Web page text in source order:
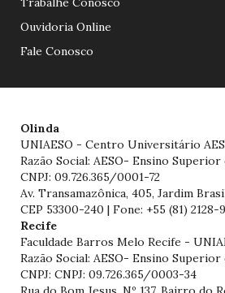
Ouvidoria Online
Fale Conosco
Olinda
UNIAESO - Centro Universitário
Razão Social: AESO- Ensino
CNPJ: 09.726.365/0001-72
Av. Transamazônica, 405, Jardim
CEP 53300-240 | Fone: +55 (81) 2128-
Recife
Faculdade Barros Melo Recife -
Razão Social: AESO- Ensino
CNPJ: CNPJ: 09.726.365/0003-34